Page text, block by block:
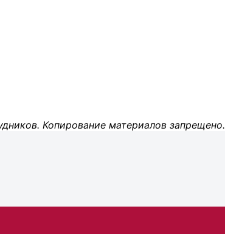
Копирование материалов запрещено.